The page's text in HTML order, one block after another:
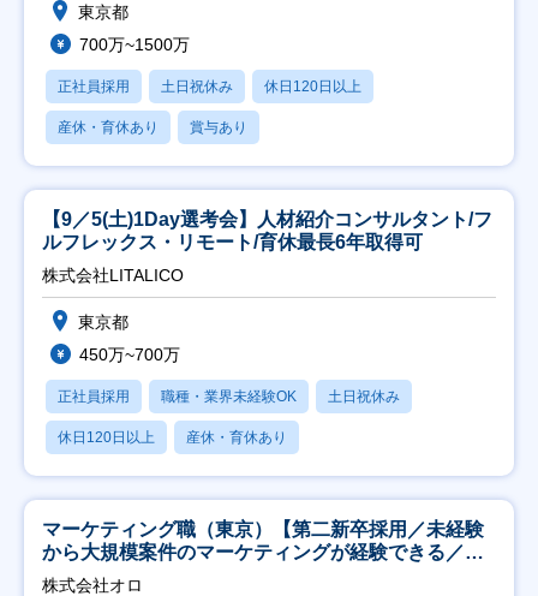
東京都
700万~1500万
正社員採用 土日祝休み 休日120日以上
産休・育休あり 賞与あり
【9／5(土)1Day選考会】人材紹介コンサルタント/フ
ルフレックス・リモート/育休最長6年取得可
株式会社LITALICO
東京都
450万~700万
正社員採用 職種・業界未経験OK 土日祝休み
休日120日以上 産休・育休あり
マーケティング職（東京）【第二新卒採用／未経験
から大規模案件のマーケティングが経験できる／研
修充実】
株式会社オロ